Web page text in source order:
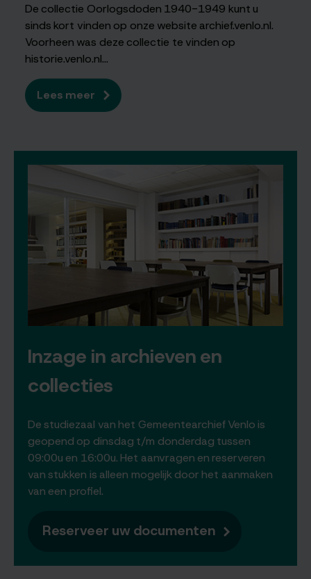
De collectie Oorlogsdoden 1940-1949 kunt u
sinds kort vinden op onze website archief.venlo.nl.
Voorheen was deze collectie te vinden op
historie.venlo.nl...
Lees meer over
Collectie
1949
website
Inzage in archieven en
collecties
De studiezaal van het Gemeentearchief Venlo is
geopend op dinsdag t/m donderdag tussen
09:00u en 16:00u. Het aanvragen en reserveren
van stukken is alleen mogelijk door het aanmaken
van een profiel.
Reserveer uw documenten